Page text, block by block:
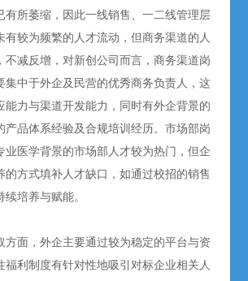
有所萎缩，因此一线销售、一二线管理层
有较为频繁的人才流动，但商务渠道的人
不减反增，对新创公司而言，商务渠道岗
集中于外企及民营的优秀商务负责人，这
能力与渠道开发能力，同时有外企背景的
产品体系经验及合规培训经历。市场部岗
业医学背景的市场部人才较为热门，但企
的方式填补人才缺口，如通过校招的销售
培养与赋能。
方面，外企主要通过较为稳定的平台与资
福利制度有针对性地吸引对标企业相关人